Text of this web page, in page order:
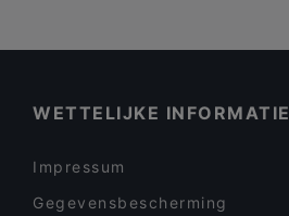
WETTELIJKE INFORMATIE
Impressum
Gegevensbescherming